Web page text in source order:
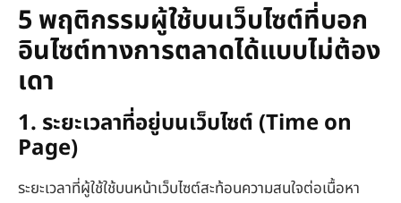
5 พฤติกรรมผู้ใช้บนเว็บไซต์ที่บอก
อินไซต์ทางการตลาดได้แบบไม่ต้อง
เดา
1. ระยะเวลาที่อยู่บนเว็บไซต์ (Time on
Page)
ระยะเวลาที่ผู้ใช้ใช้บนหน้าเว็บไซต์สะท้อนความสนใจต่อเนื้อหา